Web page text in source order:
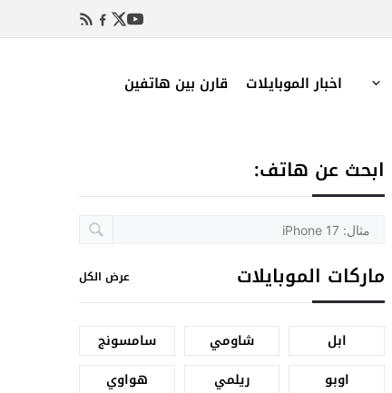
اخبار الموبايلات قارن بين هاتفين
ابحث عن هاتف:
ماركات الموبايلات عرض الكل
ابل شاومي
سامسونج
اوبو
ريلمي
هواوي